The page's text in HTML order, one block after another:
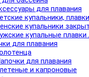
для плавания
купальники, плавки
купальники
купальные
для плавания
для плавания
и капроновые